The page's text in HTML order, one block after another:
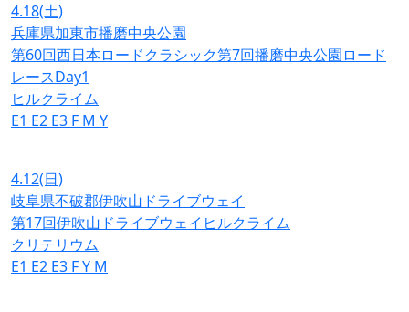
4.18(土)
兵庫県加東市播磨中央公園
第60回西日本ロードクラシック第7回播磨中央公園ロード
レースDay1
ヒルクライム
E1 E2 E3 F M Y
4.12(日)
岐阜県不破郡伊吹山ドライブウェイ
第17回伊吹山ドライブウェイヒルクライム
クリテリウム
E1 E2 E3 FY M